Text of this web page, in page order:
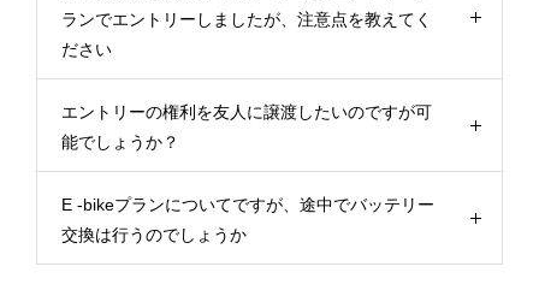
ランでエントリーしましたが、注意点を教えてく
ださい
エントリーの権利を友人に譲渡したいのですが可
能でしょうか？
E -bikeプランについてですが、途中でバッテリー
交換は行うのでしょうか